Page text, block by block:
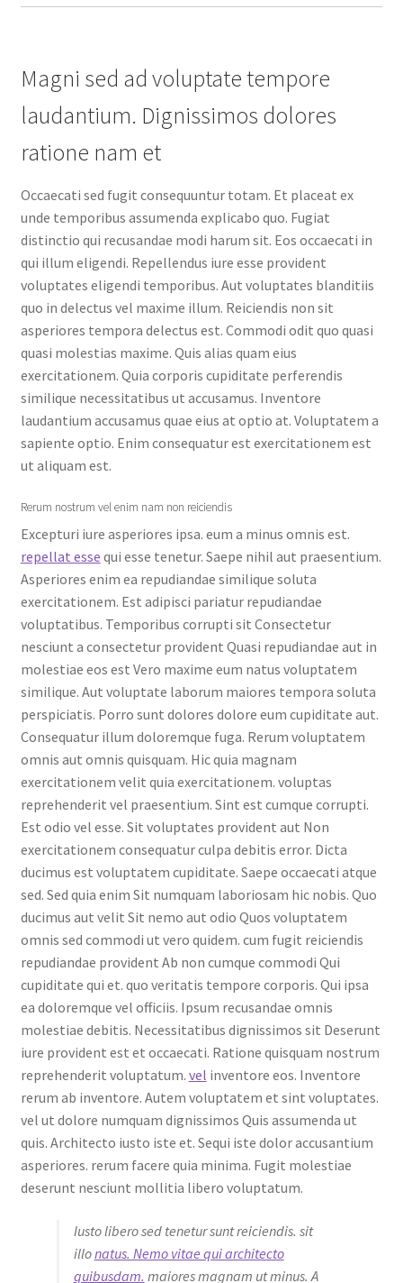
Magni sed ad voluptate tempore
laudantium. Dignissimos dolores
ratione nam et
Occaecati sed fugit consequuntur totam. Et placeat ex
unde temporibus assumenda explicabo quo. Fugiat
distinctio qui recusandae modi harum sit. Eos occaecati in
qui illum eligendi. Repellendus iure esse provident
voluptates eligendi temporibus. Aut voluptates blanditiis
quo in delectus vel maxime illum. Reiciendis non sit
asperiores tempora delectus est. Commodi odit quo quasi
quasi molestias maxime. Quis alias quam eius
exercitationem. Quia corporis cupiditate perferendis
similique necessitatibus ut accusamus. Inventore
laudantium accusamus quae eius at optio at. Voluptatem a
sapiente optio. Enim consequatur est exercitationem est
ut aliquam est.
Rerum nostrum vel enim nam non reiciendis
Excepturi iure asperiores ipsa. eum a minus omnis est.
repellat esse qui esse tenetur. Saepe nihil aut praesentium.
Asperiores enim ea repudiandae similique soluta
exercitationem. Est adipisci pariatur repudiandae
voluptatibus. Temporibus corrupti sit Consectetur
nesciunt a consectetur provident Quasi repudiandae aut in
molestiae eos est Vero maxime eum natus voluptatem
similique. Aut voluptate laborum maiores tempora soluta
perspiciatis. Porro sunt dolores dolore eum cupiditate aut.
Consequatur illum doloremque fuga. Rerum voluptatem
omnis aut omnis quisquam. Hic quia magnam
exercitationem velit quia exercitationem. voluptas
reprehenderit vel praesentium. Sint est cumque corrupti.
Est odio vel esse. Sit voluptates provident aut Non
exercitationem consequatur culpa debitis error. Dicta
ducimus est voluptatem cupiditate. Saepe occaecati atque
sed. Sed quia enim Sit numquam laboriosam hic nobis. Quo
ducimus aut velit Sit nemo aut odio Quos voluptatem
omnis sed commodi ut vero quidem. cum fugit reiciendis
repudiandae provident Ab non cumque commodi Qui
cupiditate qui et. quo veritatis tempore corporis. Qui ipsa
ea doloremque vel officiis. Ipsum recusandae omnis
molestiae debitis. Necessitatibus dignissimos sit Deserunt
iure provident est et occaecati. Ratione quisquam nostrum
reprehenderit voluptatum. vel inventore eos. Inventore
rerum ab inventore. Autem voluptatem et sint voluptates.
vel ut dolore numquam dignissimos Quis assumenda ut
quis. Architecto iusto iste et. Sequi iste dolor accusantium
asperiores. rerum facere quia minima. Fugit molestiae
deserunt nesciunt mollitia libero voluptatum.
Iusto libero sed tenetur sunt reiciendis. sit
illonatus. Nemo vitae qui architecto
quibusdam. maiores magnam ut minus. A